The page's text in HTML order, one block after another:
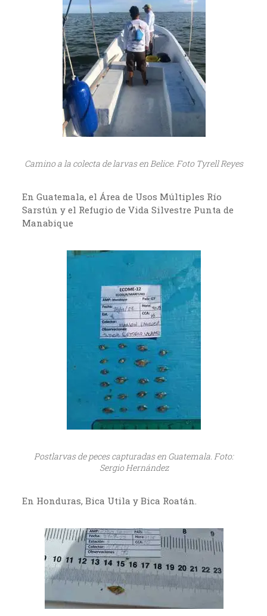
Camino a la colecta de larvas en Belice. Foto Tyrell Reyes
En Guatemala, el Área de Usos Múltiples Río
Sarstún y el Refugio de Vida Silvestre Punta de
Manabique
Postlarvas de peces capturadas en Guatemala. Foto:
Sergio Hernández
En Honduras, Bica Utila y Bica Roatán.